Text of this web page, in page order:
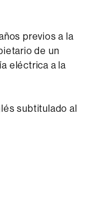
previos a la
de un
eléctrica a la
subtitulado al